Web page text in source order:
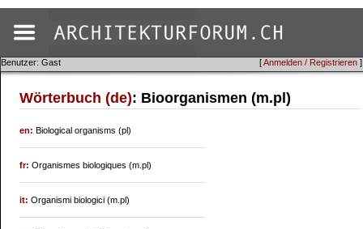
[Anmelden / Registrieren ]
Benutzer: Gast
Wörterbuch (de): Bioorganismen (m.pl)
en:Biological organisms (pl)
fr:Organismes biologiques (m.pl)
it:Organismi biologici (m.pl)